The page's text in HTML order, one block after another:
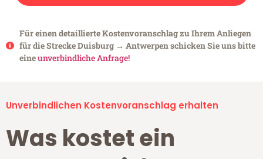
Für einen detaillierte Kostenvoranschlag zu Ihrem Anliegen
für die Strecke Duisburg → Antwerpen schicken Sie uns bitte
eineunverbindliche Anfrage!
Unverbindlichen Kostenvoranschlag erhalten
Was kostet ein